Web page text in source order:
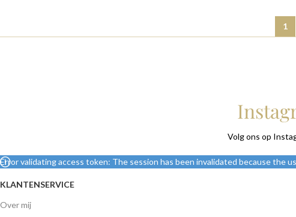
1
Volg ons op
Error validating access token: The session has been invalidated because the
KLANTENSERVICE
Over mij